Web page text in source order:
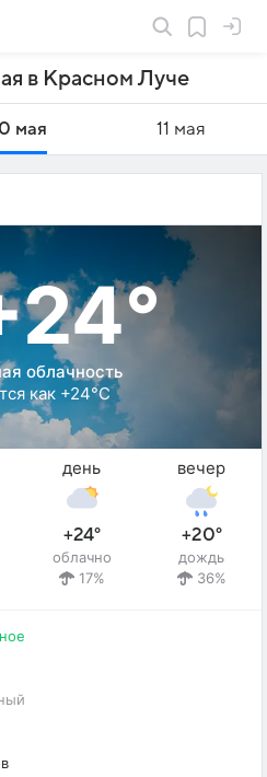
в Красном Луче
мая 11 мая
облачность
как +24°C
день
+24°
облачно
17%
вечер
+20°
дождь
36%